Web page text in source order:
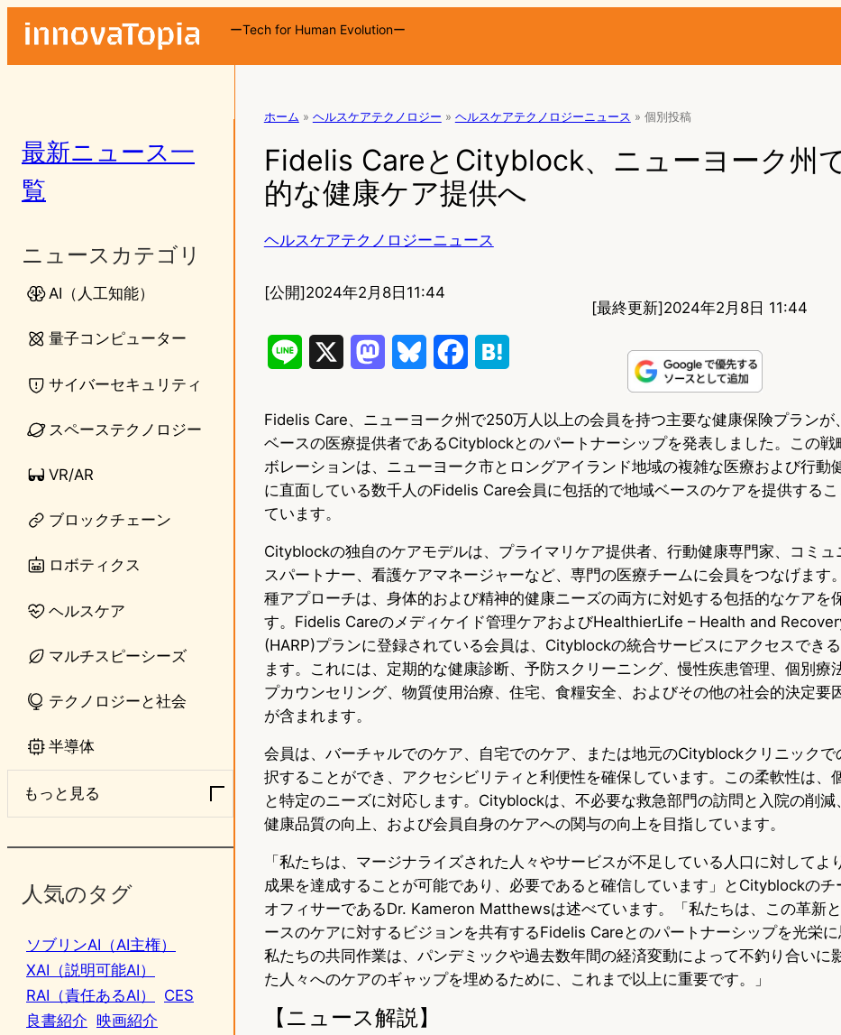
ーTech for Human Evolutionー
最新ニュース一
覧
ニュースカテゴリ
AI（人工知能）
量子コンピューター
サイバーセキュリティ
スペーステクノロジー
VR/AR
ブロックチェーン
ロボティクス
ヘルスケア
マルチスピーシーズ
テクノロジーと社会
半導体
もっと見る
人気のタグ
ソブリンAI（AI主権）
XAI（説明可能AI）
RAI（責任あるAI）
CES
良書紹介 映画紹介
ホーム » ヘルスケアテクノロジー » ヘルスケアテクノロジーニュース » 個別投稿
Fidelis CareとCityblock、ニューヨーク州
的な健康ケア提供へ
ヘルスケアテクノロジーニュース
[公開]2024年2月8日11:44
[最終更新]2024年2月8日 11:44
n
e
s
t
o
o
n
u
e
s
y
c
e
b
o
k
t
e
n
Fidelis Care、ニューヨーク州で250万人以上の会員を持つ主要な健康保険プランが
ベースの医療提供者であるCityblockとのパートナーシップを発表しました。この戦
ボレーションは、ニューヨーク市とロングアイランド地域の複雑な医療および行動
に直面している数千人のFidelis Care会員に包括的で地域ベースのケアを提供する
ています。
Cityblockの独自のケアモデルは、プライマリケア提供者、行動健康専門家、コミュ
スパートナー、看護ケアマネージャーなど、専門の医療チームに会員をつなげます
種アプローチは、身体的および精神的健康ニーズの両方に対処する包括的なケアを
す。Fidelis Careのメディケイド管理ケアおよびHealthierLife – Health and
(HARP)プランに登録されている会員は、Cityblockの統合サービスにアクセスでき
ます。これには、定期的な健康診断、予防スクリーニング、慢性疾患管理、個別療
プカウンセリング、物質使用治療、住宅、食糧安全、およびその他の社会的決定要
が含まれます。
会員は、バーチャルでのケア、自宅でのケア、または地元のCityblockクリニックで
択することができ、アクセシビリティと利便性を確保しています。この柔軟性は、
と特定のニーズに対応します。Cityblockは、不必要な救急部門の訪問と入院の削減
健康品質の向上、および会員自身のケアへの関与の向上を目指しています。
「私たちは、マージナライズされた人々やサービスが不足している人口に対してよ
成果を達成することが可能であり、必要であると確信しています」とCityblockのチ
オフィサーであるDr. Kameron Matthewsは述べています。「私たちは、この革新
ースのケアに対するビジョンを共有するFidelis Careとのパートナーシップを光栄に
私たちの共同作業は、パンデミックや過去数年間の経済変動によって不釣り合いに
た人々へのケアのギャップを埋めるために、これまで以上に重要です。」
【ニュース解説】